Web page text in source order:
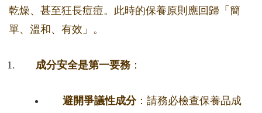
乾燥、甚至狂長痘痘。此時的保養原則應回歸「簡
單、溫和、有效」。
成分安全是第一要務：
避開爭議性成分：請務必檢查保養品成